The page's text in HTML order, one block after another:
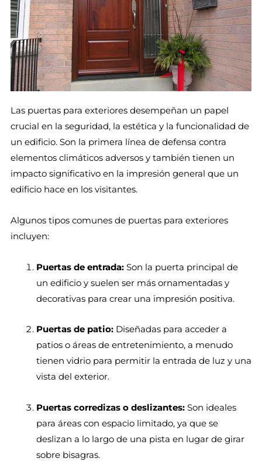
Las puertas para exteriores desempeñan un papel
crucial en la seguridad, la estética y la funcionalidad de
un edificio. Son la primera línea de defensa contra
elementos climáticos adversos y también tienen un
impacto significativo en la impresión general que un
edificio hace en los visitantes.
Algunos tipos comunes de puertas para exteriores
incluyen:
Puertas de entrada:Son la puerta principal de
un edificio y suelen ser más ornamentadas y
decorativas para crear una impresión positiva.
Puertas de patio:Diseñadas para acceder a
patios o áreas de entretenimiento, a menudo
tienen vidrio para permitir la entrada de luz y una
vista del exterior.
Puertas corredizas o deslizantes:Son ideales
para áreas con espacio limitado, ya que se
deslizan a lo largo de una pista en lugar de girar
sobre bisagras.